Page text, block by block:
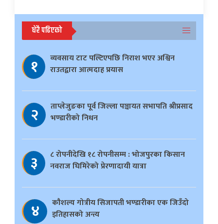
धेरै पढिएको
१
व्यवसाय टाट पल्टिएपछि निराश भएर अश्विन
राउतद्वारा आत्मदाह प्रयास
२
ताप्लेजुङका पूर्व जिल्ला पञ्चायत सभापति श्रीप्रसाद
भण्डारीको निधन
३
८ रोपनीदेखि १८ रोपनीसम्म : भोजपुरका किसान
नवराज घिमिरेको प्रेरणादायी यात्रा
४
काैशल्य गोत्रीय सिजापती भण्डारीका एक जिउँदो
इतिहासको अन्त्य